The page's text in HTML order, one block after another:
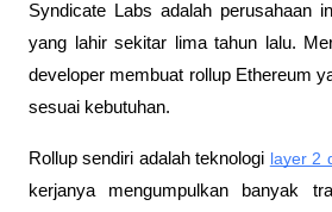
Syndicate Labs adalah perusahaan
yang lahir sekitar lima tahun lalu.
developer membuat rollup Ethereum
sesuai kebutuhan.
Rollup sendiri adalah teknologi layer 2
kerjanya mengumpulkan banyak